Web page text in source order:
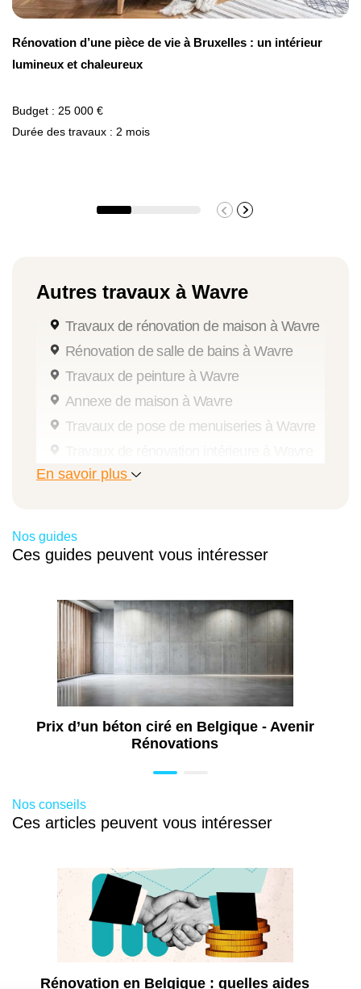
Rénovation d’une pièce de vie à Bruxelles : un intérieur
lumineux et chaleureux
Budget : 25 000 €
Durée des travaux : 2 mois
Autres travaux à Wavre
Travaux de rénovation de maison à Wavre
Rénovation de salle de bains à Wavre
Travaux de peinture à Wavre
Annexe de maison à Wavre
Travaux de pose de menuiseries à Wavre
Rénovation de cuisine à Wavre
Rénovation de façade à Wavre
Travaux de rénovation énergétique à
Wavre
Aménagement extérieur à Wavre
Construction de terrasse à Wavre
Isolation de grenier à Wavre
Aménagement intérieur à Wavre
Rénovation de toiture à Wavre
Revêtement de sol intérieur à Wavre
Pose de châssis à Wavre
Travaux de dallage extérieur à Wavre
Travaux de pavage extérieur à Wavre
Aménagement dressing à Wavre
Installation panneau solaire à Wavre
Installation pompe à chaleur à Wavre
En savoir plus
Nos guides
Ces guides peuvent vous intéresser
Prix d’un béton ciré en Belgique - Avenir
Rénovations
Nos conseils
Ces articles peuvent vous intéresser
Rénovation en Belgique : quelles aides